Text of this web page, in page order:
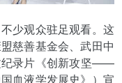
少观众驻足观看。这
慈善基金会、武田中
纪录片《创新攻坚——
血液学发展史》）宣